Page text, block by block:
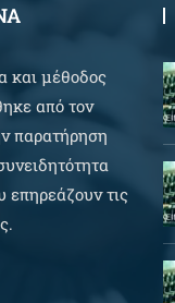
και μέθοδος
από τον
παρατήρηση
τις